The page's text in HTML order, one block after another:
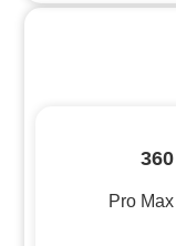
چوب ماهیگیری تلسکوپی پرومکس 360 Pro Max